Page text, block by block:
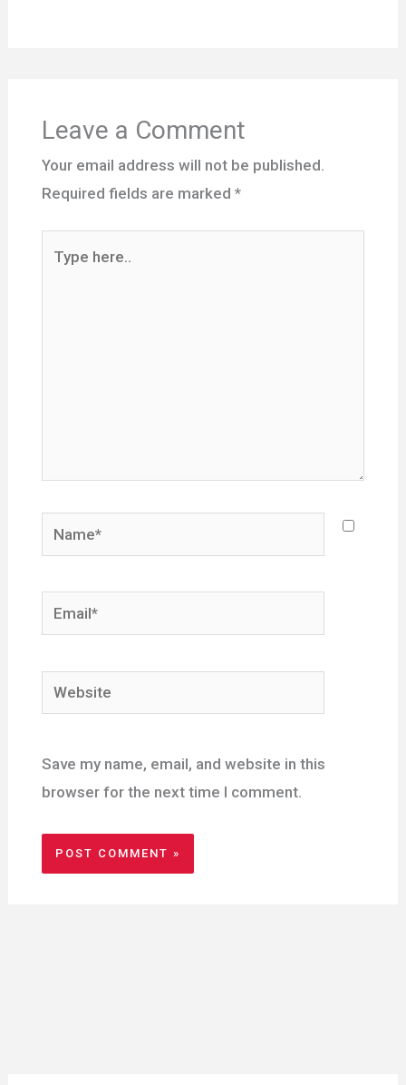
Leave a Comment
Your email address will not be published.
Required fields are marked *
Name*
Email*
Website
Save my name, email, and website in this
browser for the next time I comment.